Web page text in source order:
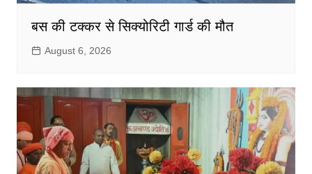
बस की टक्कर से सिक्योरिटी गार्ड की मौत
August 6, 2026